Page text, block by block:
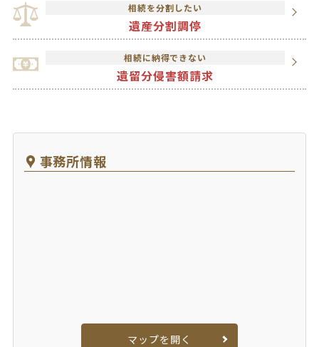
相続を分割したい
遺産分割調停
相続に納得できない
遺留分侵害額請求
事務所情報
マップを開く